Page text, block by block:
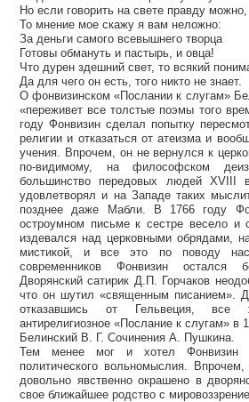
Но если говорить на свете правду можно,
То мнение мое скажу я вам неложно:
За деньги самого всевышнего творца
Готовы обмануть и пастырь, и овца!
Что дурен здешний свет, то всякий
Да для чего он есть, того никто не знает.
О фонвизинском «Послании к слугам»
«переживет все толстые поэмы того
году Фонвизин сделал попытку
религии и отказаться от атеизма и
учения. Впрочем, он не вернулся к
по-видимому, на философском
большинство передовых людей XVIII
удовлетворял и на Западе таких
позднее даже Мабли. В 1766 году
остроумном письме к сестре весело и
издевался над церковными обрядами,
мистикой, и все это по поводу
современников Фонвизин остался
Дворянский сатирик Д.П. Горчаков
что он шутил «священным писанием».
отказавшись от Гельвеция, все
антирелигиозное «Послание к слугам» в
Белинский В. Г. Сочинения А. Пушкина.
Тем менее мог и хотел Фонвизин
политического вольномыслия.
довольно явственно окрашено в
свое ближайшее родство с